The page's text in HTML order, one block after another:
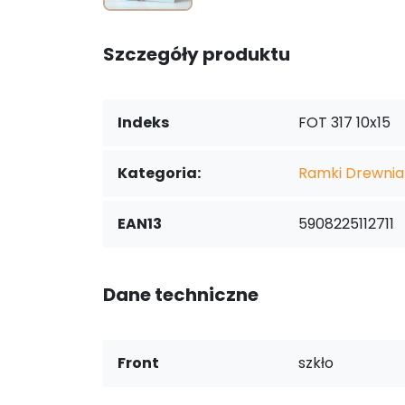
Szczegóły produktu
Indeks FOT 317 10x15
Kategoria: Ramki
EAN13 5908225112711
Dane techniczne
Front szkło